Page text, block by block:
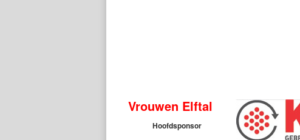
Vrouwen Elftal
Hoofdsponsor